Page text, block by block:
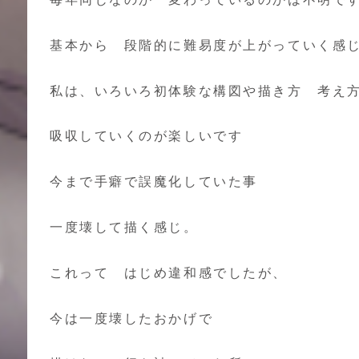
基本から 段階的に難易度が上がっていく感じ
私は、いろいろ初体験な構図や描き方 考え
吸収していくのが楽しいです
今まで手癖で誤魔化していた事
一度壊して描く感じ。
これって はじめ違和感でしたが、
今は一度壊したおかげで